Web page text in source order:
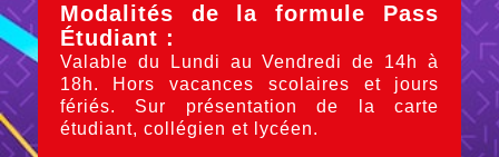
Modalités de la formule Pass
Étudiant :
Valable du Lundi au Vendredi de 14h à
18h. Hors vacances scolaires et jours
fériés. Sur présentation de la carte
étudiant, collégien et lycéen.